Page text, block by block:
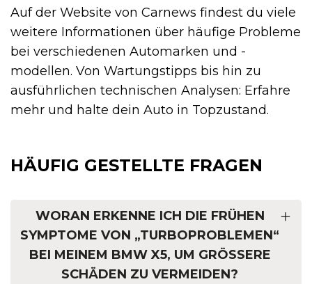
Auf der Website von Carnews findest du viele
weitere Informationen über häufige Probleme
bei verschiedenen Automarken und -
modellen. Von Wartungstipps bis hin zu
ausführlichen technischen Analysen: Erfahre
mehr und halte dein Auto in Topzustand.
HÄUFIG GESTELLTE FRAGEN
WORAN ERKENNE ICH DIE FRÜHEN
SYMPTOME VON „TURBOPROBLEMEN“
BEI MEINEM BMW X5, UM GRÖSSERE S
CHÄDEN ZU VERMEIDEN?